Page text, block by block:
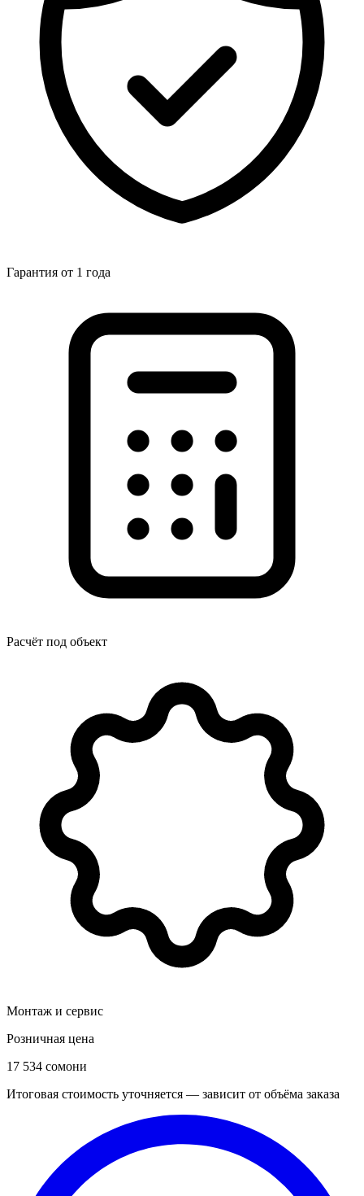
Гарантия от 1 года
Расчёт под объект
Монтаж и сервис
Розничная цена
17 534 сомони
Итоговая стоимость уточняется — зависит от объёма заказа